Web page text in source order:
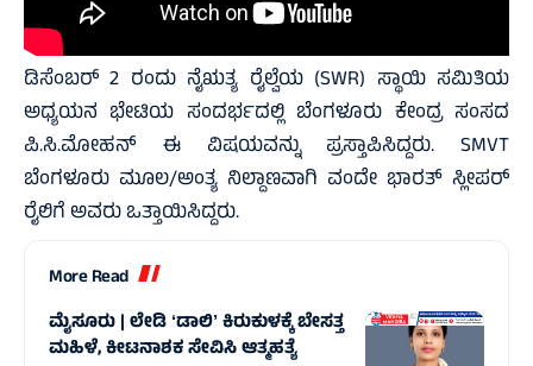
ಡಿಸೆಂಬರ್ 2 ರಂದು ನೈಋತ್ಯ ರೈಲ್ವೆಯ (SWR) ಸ್ಥಾಯಿ ಸಮಿತಿಯ
ಅಧ್ಯಯನ ಭೇಟಿಯ ಸಂದರ್ಭದಲ್ಲಿ ಬೆಂಗಳೂರು ಕೇಂದ್ರ ಸಂಸದ
ಪಿ.ಸಿ.ಮೋಹನ್ ಈ ವಿಷಯವನ್ನು ಪ್ರಸ್ತಾಪಿಸಿದ್ದರು. SMVT
ಬೆಂಗಳೂರು ಮೂಲ/ಅಂತ್ಯ ನಿಲ್ದಾಣವಾಗಿ ವಂದೇ ಭಾರತ್ ಸ್ಲೀಪರ್
ರೈಲಿಗೆ ಅವರು ಒತ್ತಾಯಿಸಿದ್ದರು.
More Read
ಮೈಸೂರು | ಲೇಡಿ ʻಡಾಲಿʼ ಕಿರುಕುಳಕ್ಕೆ ಬೇಸತ್ತ
ಮಹಿಳೆ, ಕೀಟನಾಶಕ ಸೇವಿಸಿ ಆತ್ಮಹತ್ಯೆ